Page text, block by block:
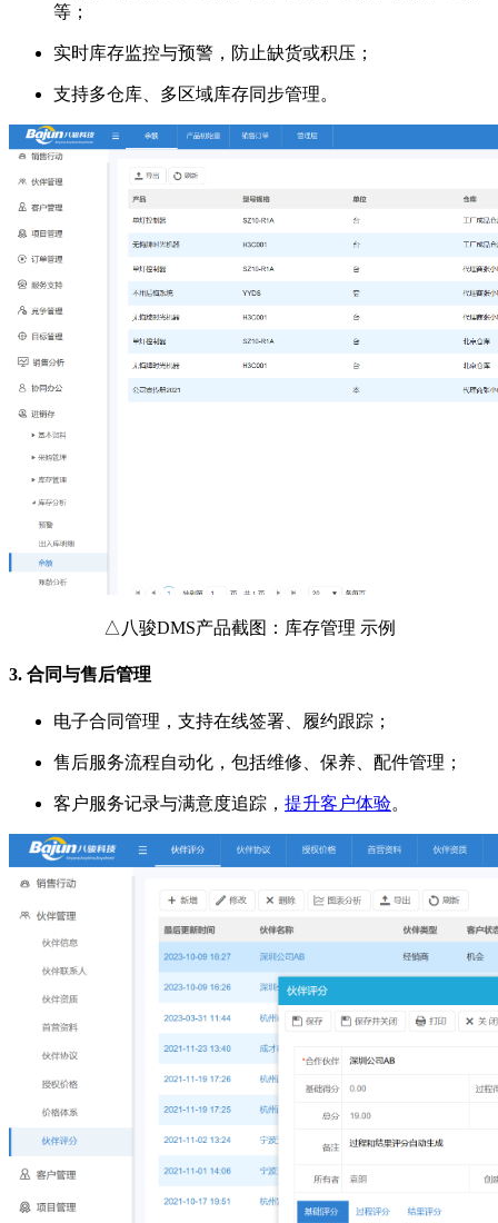
等；
实时库存监控与预警，防止缺货或积压；
支持多仓库、多区域库存同步管理。
△八骏DMS产品截图：库存管理 示例
3. 合同与售后管理
电子合同管理，支持在线签署、履约跟踪；
售后服务流程自动化，包括维修、保养、配件管理；
客户服务记录与满意度追踪， 提升客户体验。